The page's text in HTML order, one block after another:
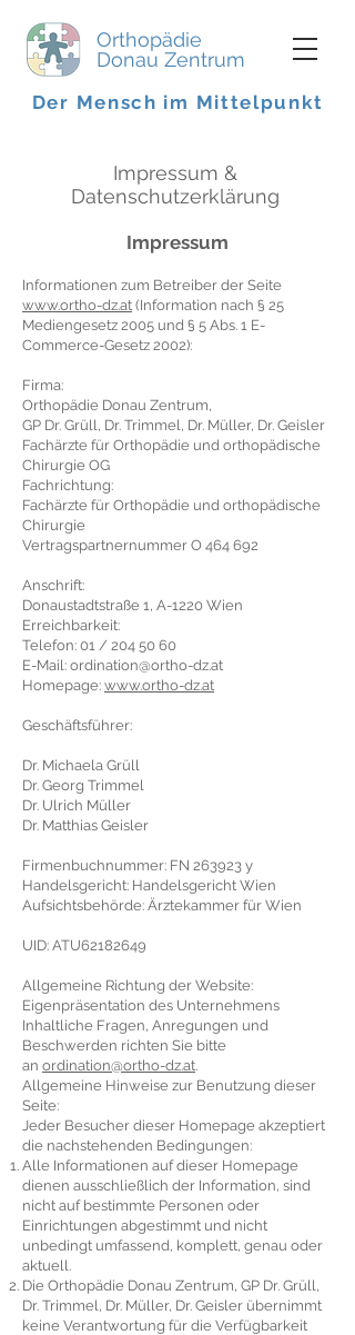
Orthopädie
Donau Zentrum
Der Mensch im Mittelpunkt
Impressum &
Datenschutzerklärung
Impressum
Informationen zum Betreiber der Seite
www.ortho-dz.at (Information nach § 25
Mediengesetz 2005 und § 5 Abs. 1 E-
Commerce-Gesetz 2002):
Firma:
Orthopädie Donau Zentrum,
GP Dr. Grüll, Dr. Trimmel, Dr. Müller, Dr. Geisler
Fachärzte für Orthopädie und orthopädische
Chirurgie OG
Fachrichtung:
Fachärzte für Orthopädie und orthopädische
Chirurgie
Vertragspartnernummer O 464 692
Anschrift:
Donaustadtstraße 1, A-1220 Wien
Erreichbarkeit:
Telefon: 01 / 204 50 60
E-Mail: ordination@ortho-dz.at
Homepage: www.ortho-dz.at
Geschäftsführer:
Dr. Michaela Grüll
Dr. Georg Trimmel
Dr. Ulrich Müller
Dr. Matthias Geisler
Firmenbuchnummer: FN 263923 y
Handelsgericht: Handelsgericht Wien
Aufsichtsbehörde: Ärztekammer für Wien
UID: ATU62182649
Allgemeine Richtung der Website:
Eigenpräsentation des Unternehmens
Inhaltliche Fragen, Anregungen und
Beschwerden richten Sie bitte
an ordination@ortho-dz.at.
Allgemeine Hinweise zur Benutzung dieser
Seite:
Jeder Besucher dieser Homepage akzeptiert
die nachstehenden Bedingungen:
Alle Informationen auf dieser Homepage
dienen ausschließlich der Information, sind
nicht auf bestimmte Personen oder
Einrichtungen abgestimmt und nicht
unbedingt umfassend, komplett, genau oder
aktuell.
Die Orthopädie Donau Zentrum, GP Dr. Grüll,
Dr. Trimmel, Dr. Müller, Dr. Geisler übernimmt
keine Verantwortung für die Verfügbarkeit